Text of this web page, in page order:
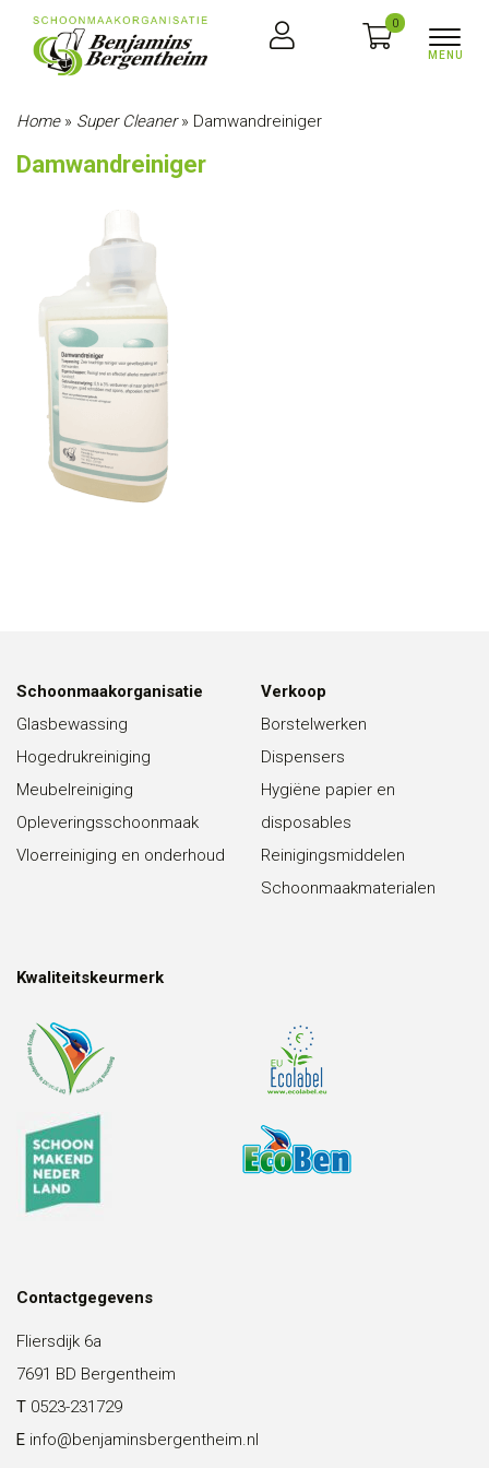
0
Home» Super Cleaner» Damwandreiniger
Damwandreiniger
Schoonmaakorganisatie
Glasbewassing
Hogedrukreiniging
Meubelreiniging
Opleveringsschoonmaak
Vloerreiniging en onderhoud
Verkoop
Borstelwerken
Dispensers
Hygiëne papier en
disposables
Reinigingsmiddelen
Schoonmaakmaterialen
Kwaliteitskeurmerk
Contactgegevens
Fliersdijk 6a
7691 BD Bergentheim
T 0523-231729
E info@benjaminsbergentheim.nl